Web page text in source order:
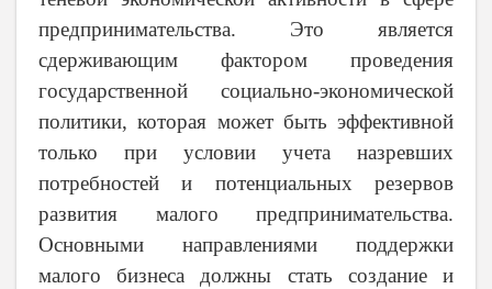
предпринимательства. Это является
сдерживающим фактором проведения
государственной социально-экономической
политики, которая может быть эффективной
только при условии учета назревших
потребностей и потенциальных резервов
развития малого предпринимательства.
Основными направлениями поддержки
малого бизнеса должны стать создание и